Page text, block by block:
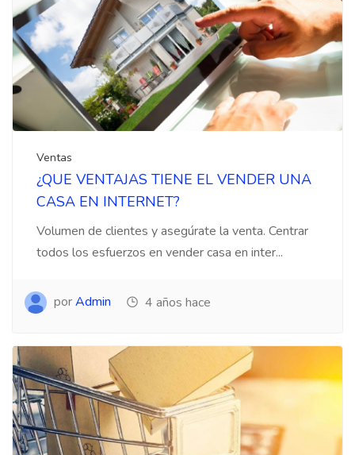
Ventas
¿QUE VENTAJAS TIENE EL VENDER UNA
CASA EN INTERNET?
Volumen de clientes y asegúrate la venta. Centrar
todos los esfuerzos en vender casa en inter...
porAdmin 4 años hace